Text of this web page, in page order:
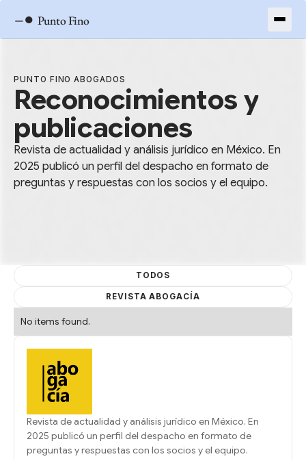
–● Punto Fino
PUNTO FINO ABOGADOS
Reconocimientos y
publicaciones
Revista de actualidad y análisis jurídico en México. En
2025 publicó un perfil del despacho en formato de
preguntas y respuestas con los socios y el equipo.
TODOS
REVISTA ABOGACÍA
No items found.
Revista de actualidad y análisis jurídico en México. En
2025 publicó un perfil del despacho en formato de
preguntas y respuestas con los socios y el equipo.